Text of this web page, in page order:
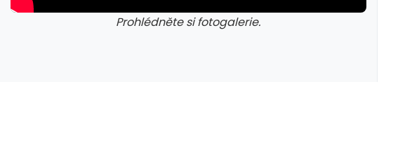
Prohlédněte si fotogalerie.